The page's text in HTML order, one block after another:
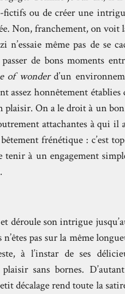
fictifs ou de créer une
Non, franchement, on voit
n’essaie même pas de se
de bons moments
of wonderd’un
assez honnêtement établies
plaisir. On a le droit à un
attachantes à qui
frénétique : c’est
à un engagement
déroule son intrigue
pas sur la même
à l’instar de ses
sans bornes.
décalage rend toute la